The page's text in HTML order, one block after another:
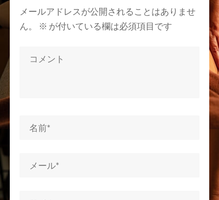
ン
メールアドレスが公開されることはありませ
ん。
※ が付いている欄は必須項目です